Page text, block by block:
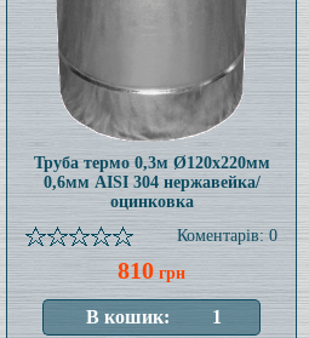
Труба термо 0,3м Ø120x220мм
0,6мм AISI 304 нержавейка/
оцинковка
Коментарів: 0
810 грн